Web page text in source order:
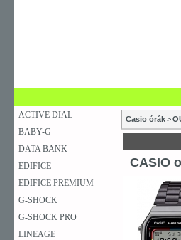
ACTIVE DIAL
BABY-G
DATA BANK
EDIFICE
EDIFICE PREMIUM
G-SHOCK
G-SHOCK PRO
LINEAGE
Casio órák>
CASIO